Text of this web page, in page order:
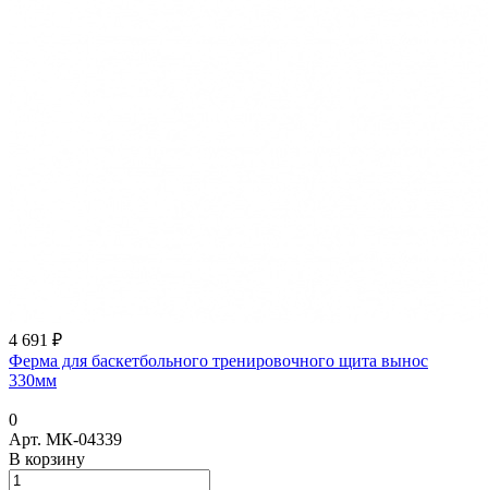
4 691 ₽
Ферма для баскетбольного тренировочного щита вынос
330мм
0
Арт. МК-04339
В корзину